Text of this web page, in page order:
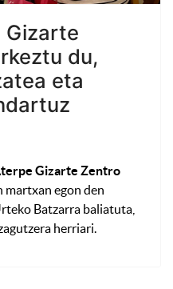
Gizarte
du,
eta
Gizarte Zentro
martxan egon den
Batzarra baliatuta,
herriari.